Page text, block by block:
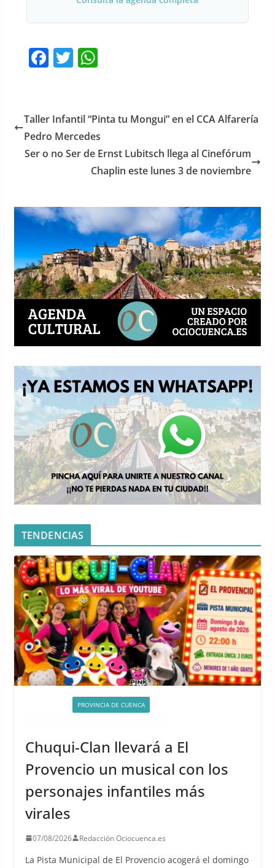
F
e
b
o
T
er
W
s
A
p
p
Taller Infantil “Pinta tu Mongui” en el CCA Alfarería
Pedro Mercedes
Ser o no Ser de Ernst Lubitsch llega al Cinefórum
Chaplin este lunes 3 de noviembre
TENDENCIAS
PROVINCIA DE CUENCA
Chuqui-Clan llevará a El
Provencio un musical con los
personajes infantiles más
virales
07/08/2026 Redacción Ociocuenca.es
La Pista Municipal de El Provencio acogerá el domingo